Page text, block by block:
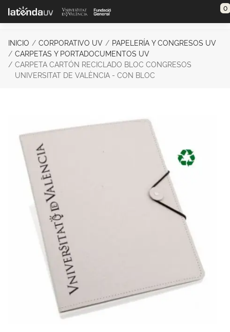
Saltar al contenido principal 0
INICIO CORPORATIVO UV
PAPELERÍA Y CONGRESOS UV
CARPETAS Y PORTADOCUMENTOS UV
CARPETA CARTÓN RECICLADO BLOC CONGRESOS
UNIVERSITAT DE VALÈNCIA - CON BLOC